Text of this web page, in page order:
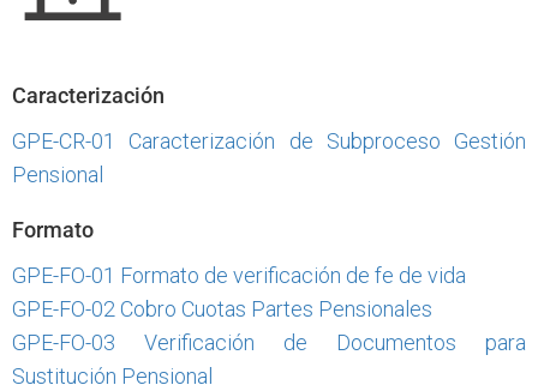
Caracterización
GPE-CR-01 Caracterización de Subproceso Gestión
Pensional
Formato
GPE-FO-01 Formato de verificación de fe de vida
GPE-FO-02 Cobro Cuotas Partes Pensionales
GPE-FO-03 Verificación de Documentos para
Sustitución Pensional